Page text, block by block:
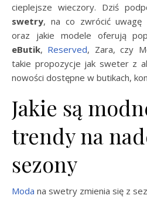
cieplejsze wieczory. Dziś
swetry, na co zwrócić uwagę
oraz jakie modele oferują
eButik, Reserved, Zara, czy
takie propozycje jak sweter z
nowości dostępne w butikach,
Jakie są
trendy na
sezony
Moda na swetry zmienia się z